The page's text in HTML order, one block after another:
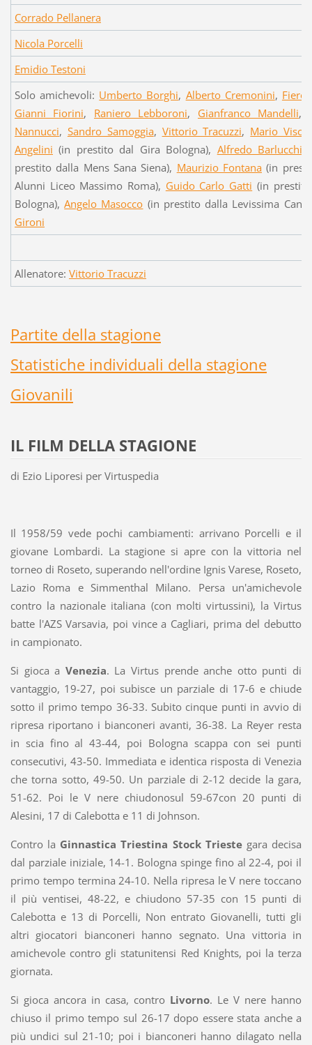
Corrado Pellanera
Nicola Porcelli
Emidio Testoni
Solo amichevoli: Umberto Borghi, Alberto Cremonini, Fiero
Gianni Fiorini, Raniero Lebboroni, Gianfranco Mandelli,
Nannucci, Sandro Samoggia, Vittorio Tracuzzi, Mario
Angelini (in prestito dal Gira Bologna), Alfredo Barlucchi
prestito dalla Mens Sana Siena), Maurizio Fontana (in
Alunni Liceo Massimo Roma), Guido Carlo Gatti (in
Bologna),Angelo Masocco (in prestito dalla Levissima
Gironi
Allenatore: Vittorio Tracuzzi
Partite della stagione
Statistiche individuali della stagione
Giovanili
IL FILM DELLA STAGIONE
di Ezio Liporesi per Virtuspedia
Il 1958/59 vede pochi cambiamenti: arrivano Porcelli e il
giovane Lombardi. La stagione si apre con la vittoria nel
torneo di Roseto, superando nell'ordine Ignis Varese, Roseto,
Lazio Roma e Simmenthal Milano. Persa un'amichevole
contro la nazionale italiana (con molti virtussini), la Virtus
batte l'AZS Varsavia, poi vince a Cagliari, prima del debutto
in campionato.
Si gioca a Venezia. La Virtus prende anche otto punti di
vantaggio, 19-27, poi subisce un parziale di 17-6 e chiude
sotto il primo tempo 36-33. Subito cinque punti in avvio di
ripresa riportano i bianconeri avanti, 36-38. La Reyer resta
in scia fino al 43-44, poi Bologna scappa con sei punti
consecutivi, 43-50. Immediata e identica risposta di Venezia
che torna sotto, 49-50. Un parziale di 2-12 decide la gara,
51-62. Poi le V nere chiudonosul 59-67con 20 punti di
Alesini, 17 di Calebotta e 11 di Johnson.
Contro la Ginnastica Triestina Stock Triestegara decisa
dal parziale iniziale, 14-1. Bologna spinge fino al 22-4, poi il
primo tempo termina 24-10. Nella ripresa le V nere toccano
il più ventisei, 48-22, e chiudono 57-35 con 15 punti di
Calebotta e 13 di Porcelli, Non entrato Giovanelli, tutti gli
altri giocatori bianconeri hanno segnato. Una vittoria in
amichevole contro gli statunitensi Red Knights, poi la terza
giornata.
Si gioca ancora in casa, contro Livorno. Le V nere hanno
chiuso il primo tempo sul 26-17 dopo essere stata anche a
più undici sul 21-10; poi i bianconeri hanno dilagato nella